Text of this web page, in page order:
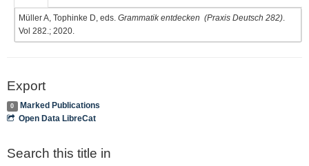
Müller A, Tophinke D, eds. Grammatik entdecken (Praxis Deutsch 282)
Vol 282.; 2020.
Export
0
Marked Publications
Open Data LibreCat
Search this title in